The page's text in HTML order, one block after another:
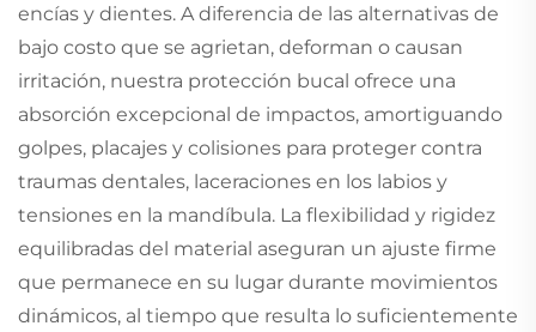
encías y dientes. A diferencia de las alternativas de
bajo costo que se agrietan, deforman o causan
irritación, nuestra protección bucal ofrece una
absorción excepcional de impactos, amortiguando
golpes, placajes y colisiones para proteger contra
traumas dentales, laceraciones en los labios y
tensiones en la mandíbula. La flexibilidad y rigidez
equilibradas del material aseguran un ajuste firme
que permanece en su lugar durante movimientos
dinámicos, al tiempo que resulta lo suficientemente